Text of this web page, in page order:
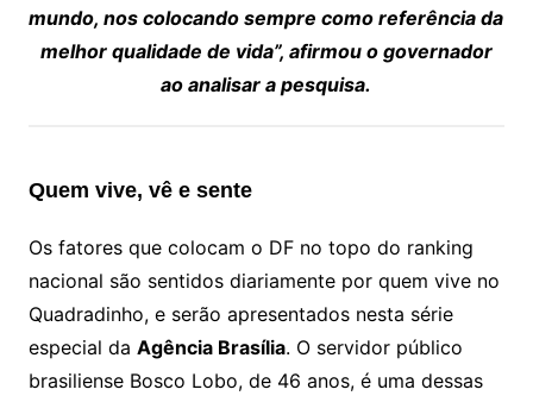
mundo, nos colocando sempre como referência da
melhor qualidade de vida”, afirmou o governador
ao analisar a pesquisa.
Quem vive, vê e sente
Os fatores que colocam o DF no topo do ranking
nacional são sentidos diariamente por quem vive no
Quadradinho, e serão apresentados nesta série
especial da Agência Brasília. O servidor público
brasiliense Bosco Lobo, de 46 anos, é uma dessas